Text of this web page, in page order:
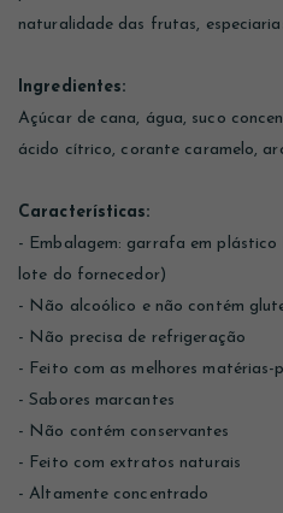
naturalidade das frutas,
Ingredientes:
Açúcar de cana, água, suco
ácido cítrico, corante caramelo,
Características:
- Embalagem: garrafa em
lote do fornecedor)
- Não alcoólico e não contém
- Não precisa de refrigeração
- Feito com as melhores matérias-
- Sabores marcantes
- Não contém conservantes
- Feito com extratos naturais
- Altamente concentrado